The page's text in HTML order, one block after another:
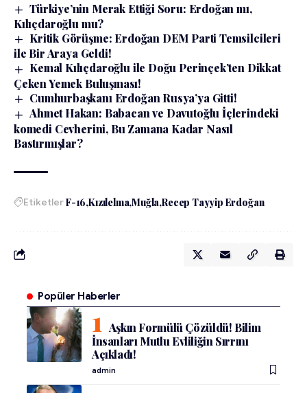
Türkiye’nin Merak Ettiği Soru: Erdoğan mı,
Kılıçdaroğlu mu?
Kritik Görüşme: Erdoğan DEM Parti Temsilcileri
ile Bir Araya Geldi!
Kemal Kılıçdaroğlu ile Doğu Perinçek’ten Dikkat
Çeken Yemek Buluşması!
Cumhurbaşkanı Erdoğan Rusya’ya Gitti!
Ahmet Hakan: Babacan ve Davutoğlu İçlerindeki
komedi Cevherini, Bu Zamana Kadar Nasıl
Bastırmışlar?
EtiketlerF-16 Kızılelma Muğla Recep Tayyip Erdoğan
Popüler Haberler
Aşkın Formülü Çözüldü! Bilim
İnsanları Mutlu Evliliğin Sırrını
Açıkladı!
admin